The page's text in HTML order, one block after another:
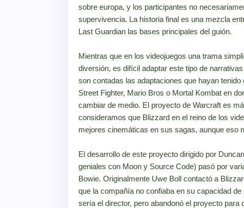
sobre europa, y los participantes no
supervivencia. La historia final es una mezcla
Last Guardian las bases principales del guión.
Mientras que en los videojuegos una trama
diversión, es difícil adaptar este tipo de
son contadas las adaptaciones que hayan
Street Fighter, Mario Bros o Mortal Kombat en
cambiar de medio. El proyecto de Warcraft es
consideramos que Blizzard en el reino de los
mejores cinemáticas en sus sagas, aunque eso
El desarrollo de este proyecto dirigido por
geniales con Moon y Source Code) pasó por
Bowie. Originalmente Uwe Boll contactó a
que la compañía no confiaba en su capacidad
sería el director, pero abandonó el proyecto